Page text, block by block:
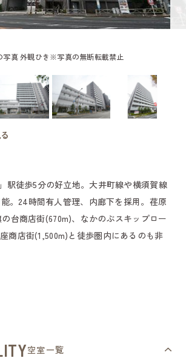
写真 外観ひき※写真の無断転載禁止
駅徒歩5分の好立地。大井町線や横須賀線
。24時間有人管理、内廊下を採用。荏原
台商店街(670m)、なかのぶスキップロー
商店街(1,500m)と徒歩圏内にあるのも非
空室一覧